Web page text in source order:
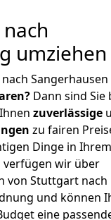
umziehen
Dann sind Sie
zuverlässige
zu fairen
Dinge in
verfügen wir über
von Stuttgart nach
und können
eine